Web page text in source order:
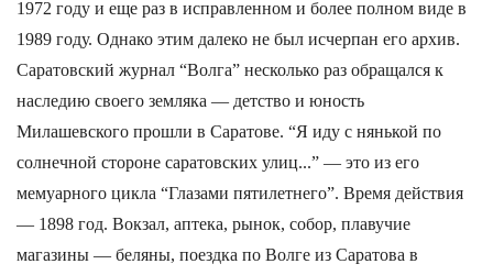
1972 году и еще раз в исправленном и более полном виде в
1989 году. Однако этим далеко не был исчерпан его архив.
Саратовский журнал “Волга” несколько раз обращался к
наследию своего земляка — детство и юность
Милашевского прошли в Саратове. “Я иду с нянькой по
солнечной стороне саратовских улиц...” — это из его
мемуарного цикла “Глазами пятилетнего”. Время действия
— 1898 год. Вокзал, аптека, рынок, собор, плавучие
магазины — беляны, поездка по Волге из Саратова в